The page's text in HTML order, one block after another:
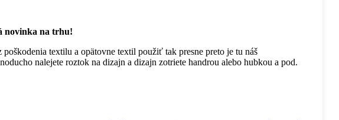
novinka na trhu!
textilu a opätovne textil použiť tak presne preto je tu náš
nalejete roztok na dizajn a dizajn zotriete handrou alebo hubkou a pod.